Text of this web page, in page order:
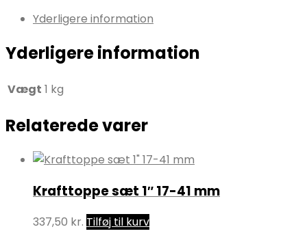
Yderligere information
Yderligere information
Vægt 1 kg
Relaterede varer
Krafttoppe sæt 1″ 17-41 mm
337,50 kr. Tilføj til kurv